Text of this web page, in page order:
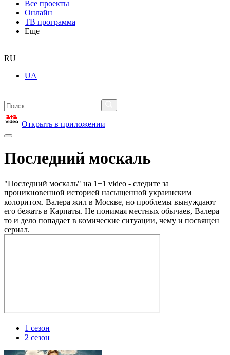
Все проекты
Онлайн
ТВ программа
Еще
RU
UA
Открыть в приложении
Последний москаль
"Последний москаль" на 1+1 video - следите за
проникновенной историей насыщенной украинским
колоритом. Валера жил в Москве, но проблемы вынуждают
его бежать в Карпаты. Не понимая местных обычаев, Валера
то и дело попадает в комические ситуации, чему и посвящен
сериал.
1 сезон
2 сезон